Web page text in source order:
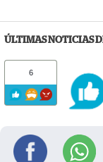
ÚLTIMAS NOTICIAS
6